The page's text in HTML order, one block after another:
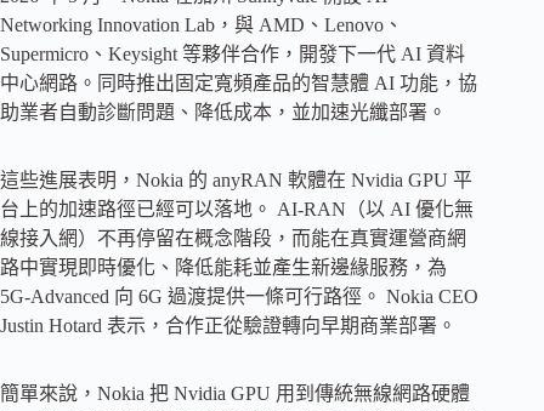
Networking Innovation Lab，與 AMD、Lenovo、
Supermicro、Keysight 等夥伴合作，開發下一代 AI 資料
中心網路。同時推出固定寬頻產品的智慧體 AI 功能，協
助業者自動診斷問題、降低成本，並加速光纖部署。
這些進展表明，Nokia 的 anyRAN 軟體在 Nvidia GPU 平
台上的加速路徑已經可以落地。 AI-RAN（以 AI 優化無
線接入網）不再停留在概念階段，而能在真實運營商網
路中實現即時優化、降低能耗並產生新邊緣服務，為
5G-Advanced 向 6G 過渡提供一條可行路徑。 Nokia CEO
Justin Hotard 表示，合作正從驗證轉向早期商業部署。
簡單來說，Nokia 把 Nvidia GPU 用到傳統無線網路硬體